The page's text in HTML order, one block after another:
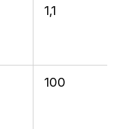
1,1
100